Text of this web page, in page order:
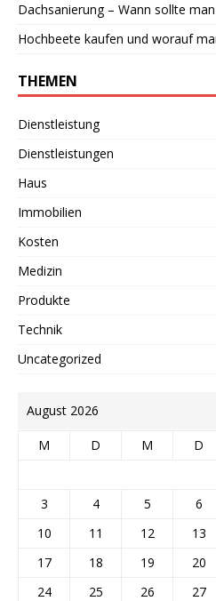
Dachsanierung – Wann sollte
Hochbeete kaufen und worauf
THEMEN
Dienstleistung
Dienstleistungen
Haus
Immobilien
Kosten
Medizin
Produkte
Technik
Uncategorized
August 2026
M D M D
3
4 5 6
10
11 12 13
17
18 19 20
24
25 26 27